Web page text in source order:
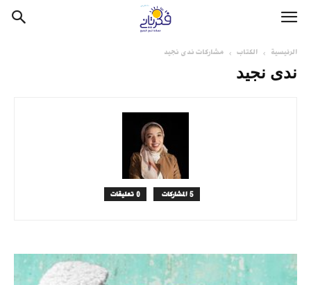
الرئيسية الكتاب مشاركات ندى نجيد
ندى نجيد
5 المشاركات 0 تعليقات